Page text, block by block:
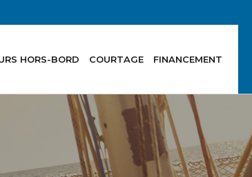
HORS-BORD COURTAGE FINANCEMENT